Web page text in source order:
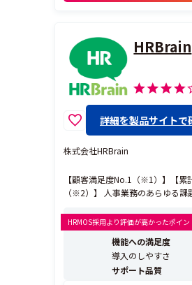
HRBrain
詳細を製品サイトで
株式会社HRBrain
【顧客満足度No.1（※1）】【
（※2）】 人事業務のあらゆる課
メントシステムです。 《HRBrainが選ばれる理由》 ◎20
19年グッドデザイン賞受賞！ 人
シンプルで洗練されたU...
HRMOS採用より評価が高かったポイン
機能への満足度
導入のしやすさ
サポート品質